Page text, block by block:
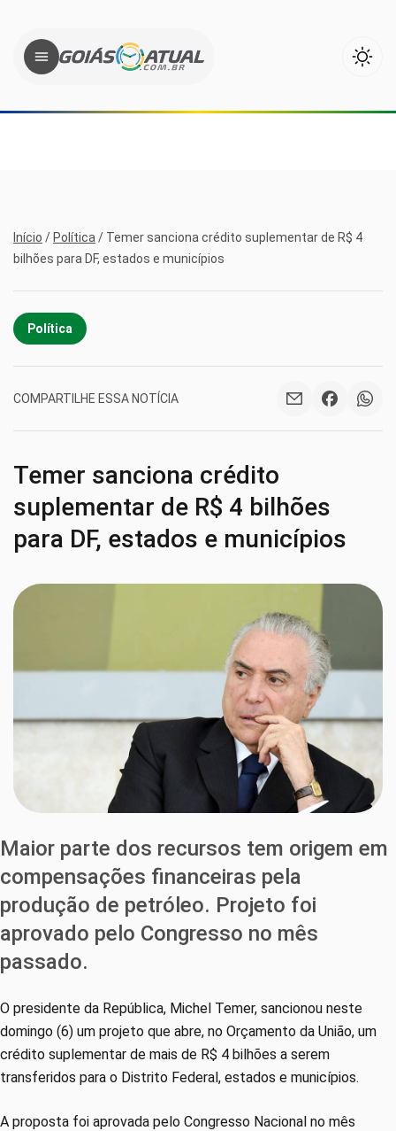
Início / Política / Temer sanciona crédito suplementar de R$ 4
bilhões para DF, estados e municípios
Política
COMPARTILHE ESSA NOTÍCIA
Temer sanciona crédito
suplementar de R$ 4 bilhões
para DF, estados e municípios
Maior parte dos recursos tem origem em
compensações financeiras pela
produção de petróleo. Projeto foi
aprovado pelo Congresso no mês
passado.
O presidente da República, Michel Temer, sancionou neste
domingo (6) um projeto que abre, no Orçamento da União, um
crédito suplementar de mais de R$ 4 bilhões a serem
transferidos para o Distrito Federal, estados e municípios.
A proposta foi aprovada pelo Congresso Nacional no mês